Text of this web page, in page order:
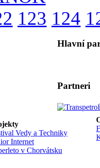
123 124
Hlavní
Partneri
Vedy a Techniky
Internet
v Chorvátsku